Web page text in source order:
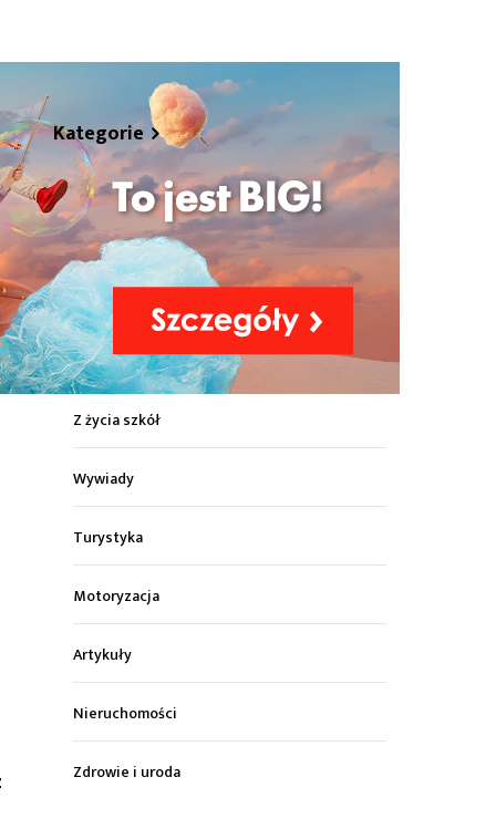
Kategorie
Z życia miasta
Sport
Kultura
Wiadomości z regionu
Z życia szkół
Wywiady
Turystyka
Motoryzacja
Artykuły
Nieruchomości
Zdrowie i uroda